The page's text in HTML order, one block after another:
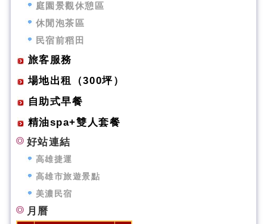
庭園景觀休憩區
休閒泡茶區
民宿前稻田
旅客服務
場地出租（300坪）
自助式早餐
精油spa+雙人套餐
好站連結
高雄捷運
高雄市旅遊景點
美濃民宿
月曆